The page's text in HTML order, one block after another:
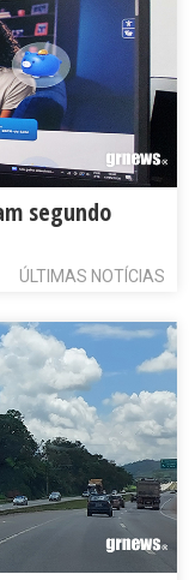
segundo
ÚLTIMAS NOTÍCIAS